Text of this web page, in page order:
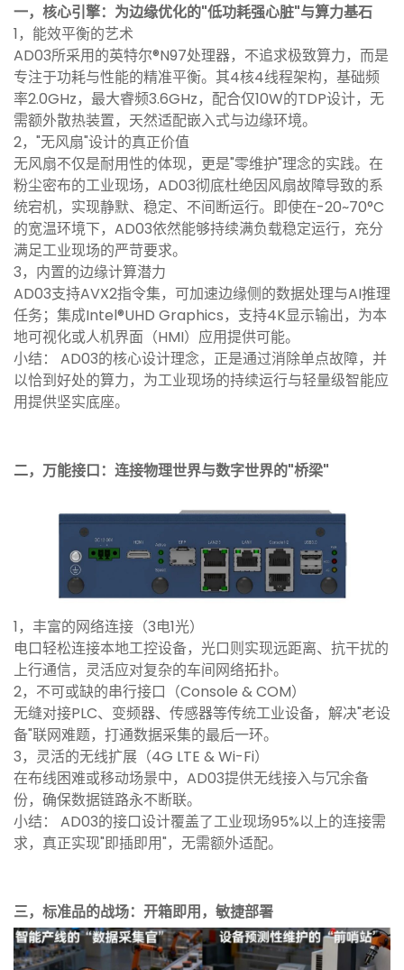
一，核心引擎：为边缘优化的"低功耗强心脏"与算力基石
1，能效平衡的艺术
AD03所采用的英特尔®N97处理器，不追求极致算力，而是
专注于功耗与性能的精准平衡。其4核4线程架构，基础频
率2.0GHz，最大睿频3.6GHz，配合仅10W的TDP设计，无
需额外散热装置，天然适配嵌入式与边缘环境。
2，"无风扇"设计的真正价值
无风扇不仅是耐用性的体现，更是"零维护"理念的实践。在
粉尘密布的工业现场，AD03彻底杜绝因风扇故障导致的系
统宕机，实现静默、稳定、不间断运行。即使在-20~70°C
的宽温环境下，AD03依然能够持续满负载稳定运行，充分
满足工业现场的严苛要求。
3，内置的边缘计算潜力
AD03支持AVX2指令集，可加速边缘侧的数据处理与AI推理
任务；集成Intel®UHD Graphics，支持4K显示输出，为本
地可视化或人机界面（HMI）应用提供可能。
小结： AD03的核心设计理念，正是通过消除单点故障，并
以恰到好处的算力，为工业现场的持续运行与轻量级智能应
用提供坚实底座。
二，万能接口：连接物理世界与数字世界的"桥梁"
1，丰富的网络连接（3电1光）
电口轻松连接本地工控设备，光口则实现远距离、抗干扰的
上行通信，灵活应对复杂的车间网络拓扑。
2，不可或缺的串行接口（Console & COM）
无缝对接PLC、变频器、传感器等传统工业设备，解决"老设
备"联网难题，打通数据采集的最后一环。
3，灵活的无线扩展（4G LTE & Wi-Fi）
在布线困难或移动场景中，AD03提供无线接入与冗余备
份，确保数据链路永不断联。
小结： AD03的接口设计覆盖了工业现场95%以上的连接需
求，真正实现"即插即用"，无需额外适配。
三，标准品的战场：开箱即用，敏捷部署